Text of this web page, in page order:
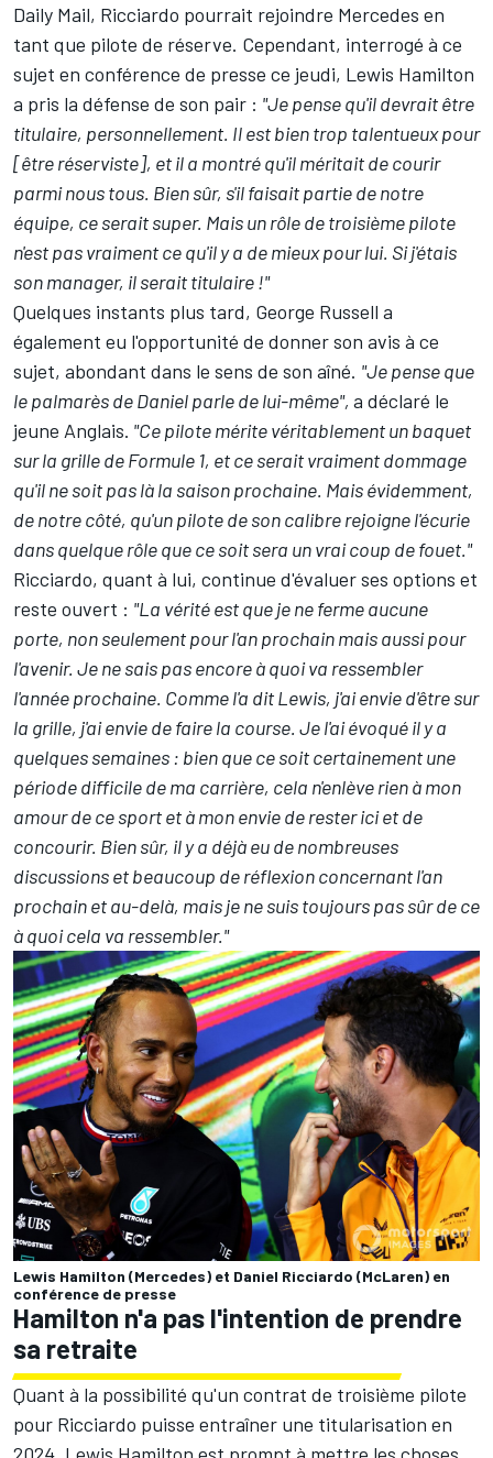
Daily Mail, Ricciardo pourrait rejoindre Mercedes en
tant que pilote de réserve. Cependant, interrogé à ce
sujet en conférence de presse ce jeudi, Lewis Hamilton
a pris la défense de son pair : "Je pense qu'il devrait être
titulaire, personnellement. Il est bien trop talentueux pour
[être réserviste], et il a montré qu'il méritait de courir
parmi nous tous. Bien sûr, s'il faisait partie de notre
équipe, ce serait super. Mais un rôle de troisième pilote
n'est pas vraiment ce qu'il y a de mieux pour lui. Si j'étais
son manager, il serait titulaire !"
Quelques instants plus tard, George Russell a
également eu l'opportunité de donner son avis à ce
sujet, abondant dans le sens de son aîné. "Je pense que
le palmarès de Daniel parle de lui-même", a déclaré le
jeune Anglais. "Ce pilote mérite véritablement un baquet
sur la grille de Formule 1, et ce serait vraiment dommage
qu'il ne soit pas là la saison prochaine. Mais évidemment,
de notre côté, qu'un pilote de son calibre rejoigne l'écurie
dans quelque rôle que ce soit sera un vrai coup de fouet."
Ricciardo, quant à lui, continue d'évaluer ses options et
reste ouvert : "La vérité est que je ne ferme aucune
porte, non seulement pour l'an prochain mais aussi pour
l'avenir. Je ne sais pas encore à quoi va ressembler
l'année prochaine. Comme l'a dit Lewis, j'ai envie d'être sur
la grille, j'ai envie de faire la course. Je l'ai évoqué il y a
quelques semaines : bien que ce soit certainement une
période difficile de ma carrière, cela n'enlève rien à mon
amour de ce sport et à mon envie de rester ici et de
concourir. Bien sûr, il y a déjà eu de nombreuses
discussions et beaucoup de réflexion concernant l'an
prochain et au-delà, mais je ne suis toujours pas sûr de ce
à quoi cela va ressembler."
Lewis Hamilton (Mercedes) et Daniel Ricciardo (McLaren) en
conférence de presse
Hamilton n'a pas l'intention de prendre
sa retraite
Quant à la possibilité qu'un contrat de troisième pilote
pour Ricciardo puisse entraîner une titularisation en